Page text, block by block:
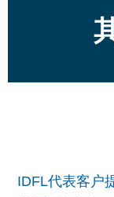
IDFL代表客户